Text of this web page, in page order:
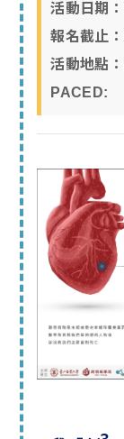
活動日期：
報名截止：
活動地點：
PACED: